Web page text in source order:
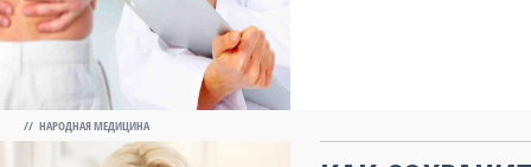
// НАРОДНАЯ МЕДИЦИНА